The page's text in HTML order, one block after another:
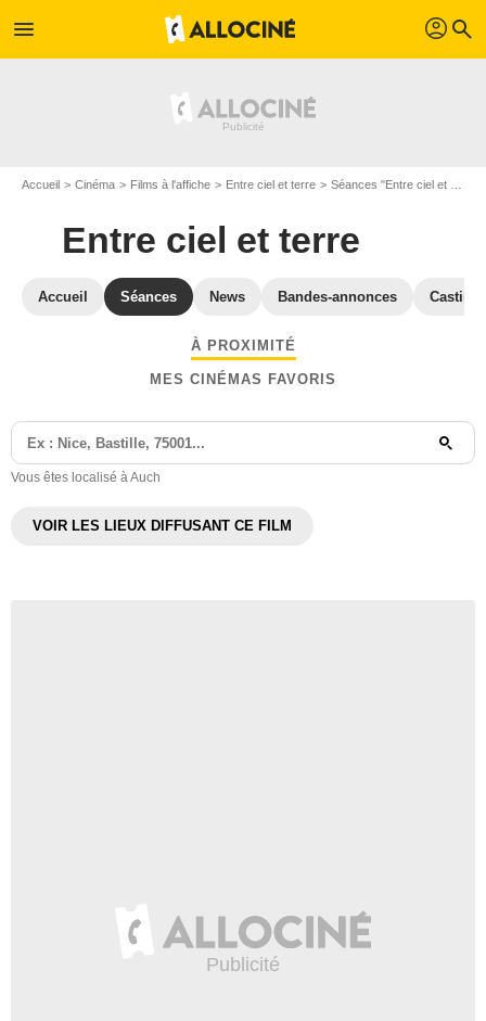
menu profil search
Accueil Cinéma Films à l'affiche Entre ciel et terre Séances "Entre ciel et terre" Gers
Entre ciel et terre
Accueil Séances News Bandes-annonces Casting
À PROXIMITÉ
MES CINÉMAS FAVORIS
Vous êtes localisé à Auch
VOIR LES LIEUX DIFFUSANT CE FILM